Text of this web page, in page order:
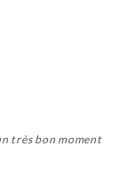
très bon moment